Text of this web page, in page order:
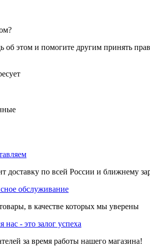
об этом и помогите другим принять
доставку по всей России и ближнему
обслуживание
в качестве которых мы уверены
- это залог успеха
за время работы нашего магазина!